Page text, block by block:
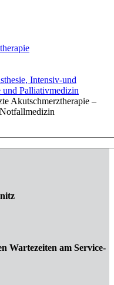
Intensiv-und
Palliativmedizin
Akutschmerztherapie –
Wartezeiten am Service-